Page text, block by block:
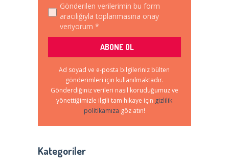
Gönderilen verilerimin bu form
aracılığıyla toplanmasına onay
veriyorum *
Ad soyad ve e-posta bilgileriniz bülten
gönderimleri için kullanılmaktadır.
Gönderdiğiniz verileri nasıl koruduğumuz ve
yönettiğimizle ilgili tam hikaye için gizlilik
politikamıza göz atın!
Kategoriler